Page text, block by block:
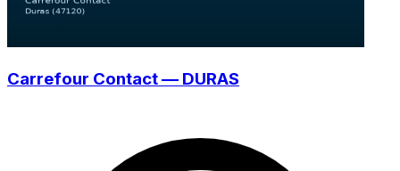
Carrefour Contact — DURAS